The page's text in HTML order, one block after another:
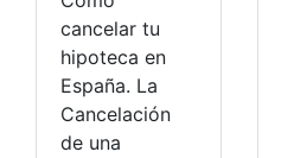
cancelar tu
hipoteca en
España. La
Cancelación
de una